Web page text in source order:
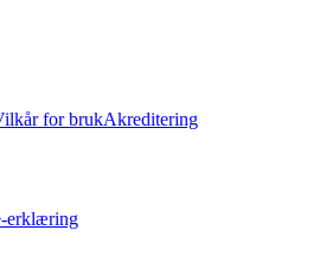
for brukAkreditering
erklæring